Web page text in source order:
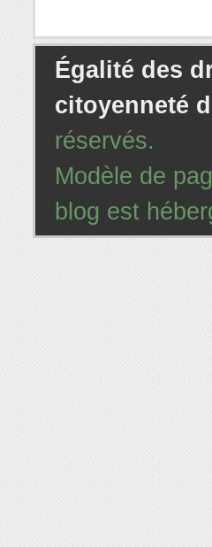
Égalité des
citoyenneté
réservés.
Modèle de
blog est